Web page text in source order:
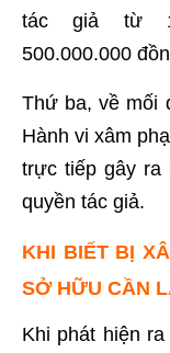
tác giả từ
500.000.000
Thứ ba, về mối
Hành vi xâm
trực tiếp gây ra
quyền tác giả.
KHI BIẾT BỊ
SỞ HỮU CẦN
Khi phát hiện